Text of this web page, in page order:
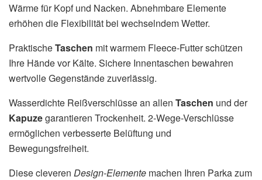
Wärme für Kopf und Nacken. Abnehmbare Elemente
erhöhen die Flexibilität bei wechselndem Wetter.
PraktischeTaschen mit warmem Fleece-Futter schützen
Ihre Hände vor Kälte. Sichere Innentaschen bewahren
wertvolle Gegenstände zuverlässig.
Wasserdichte Reißverschlüsse an allen Taschen und der
Kapuzegarantieren Trockenheit. 2-Wege-Verschlüsse
ermöglichen verbesserte Belüftung und
Bewegungsfreiheit.
Diese cleveren Design-Elemente machen Ihren Parka zum